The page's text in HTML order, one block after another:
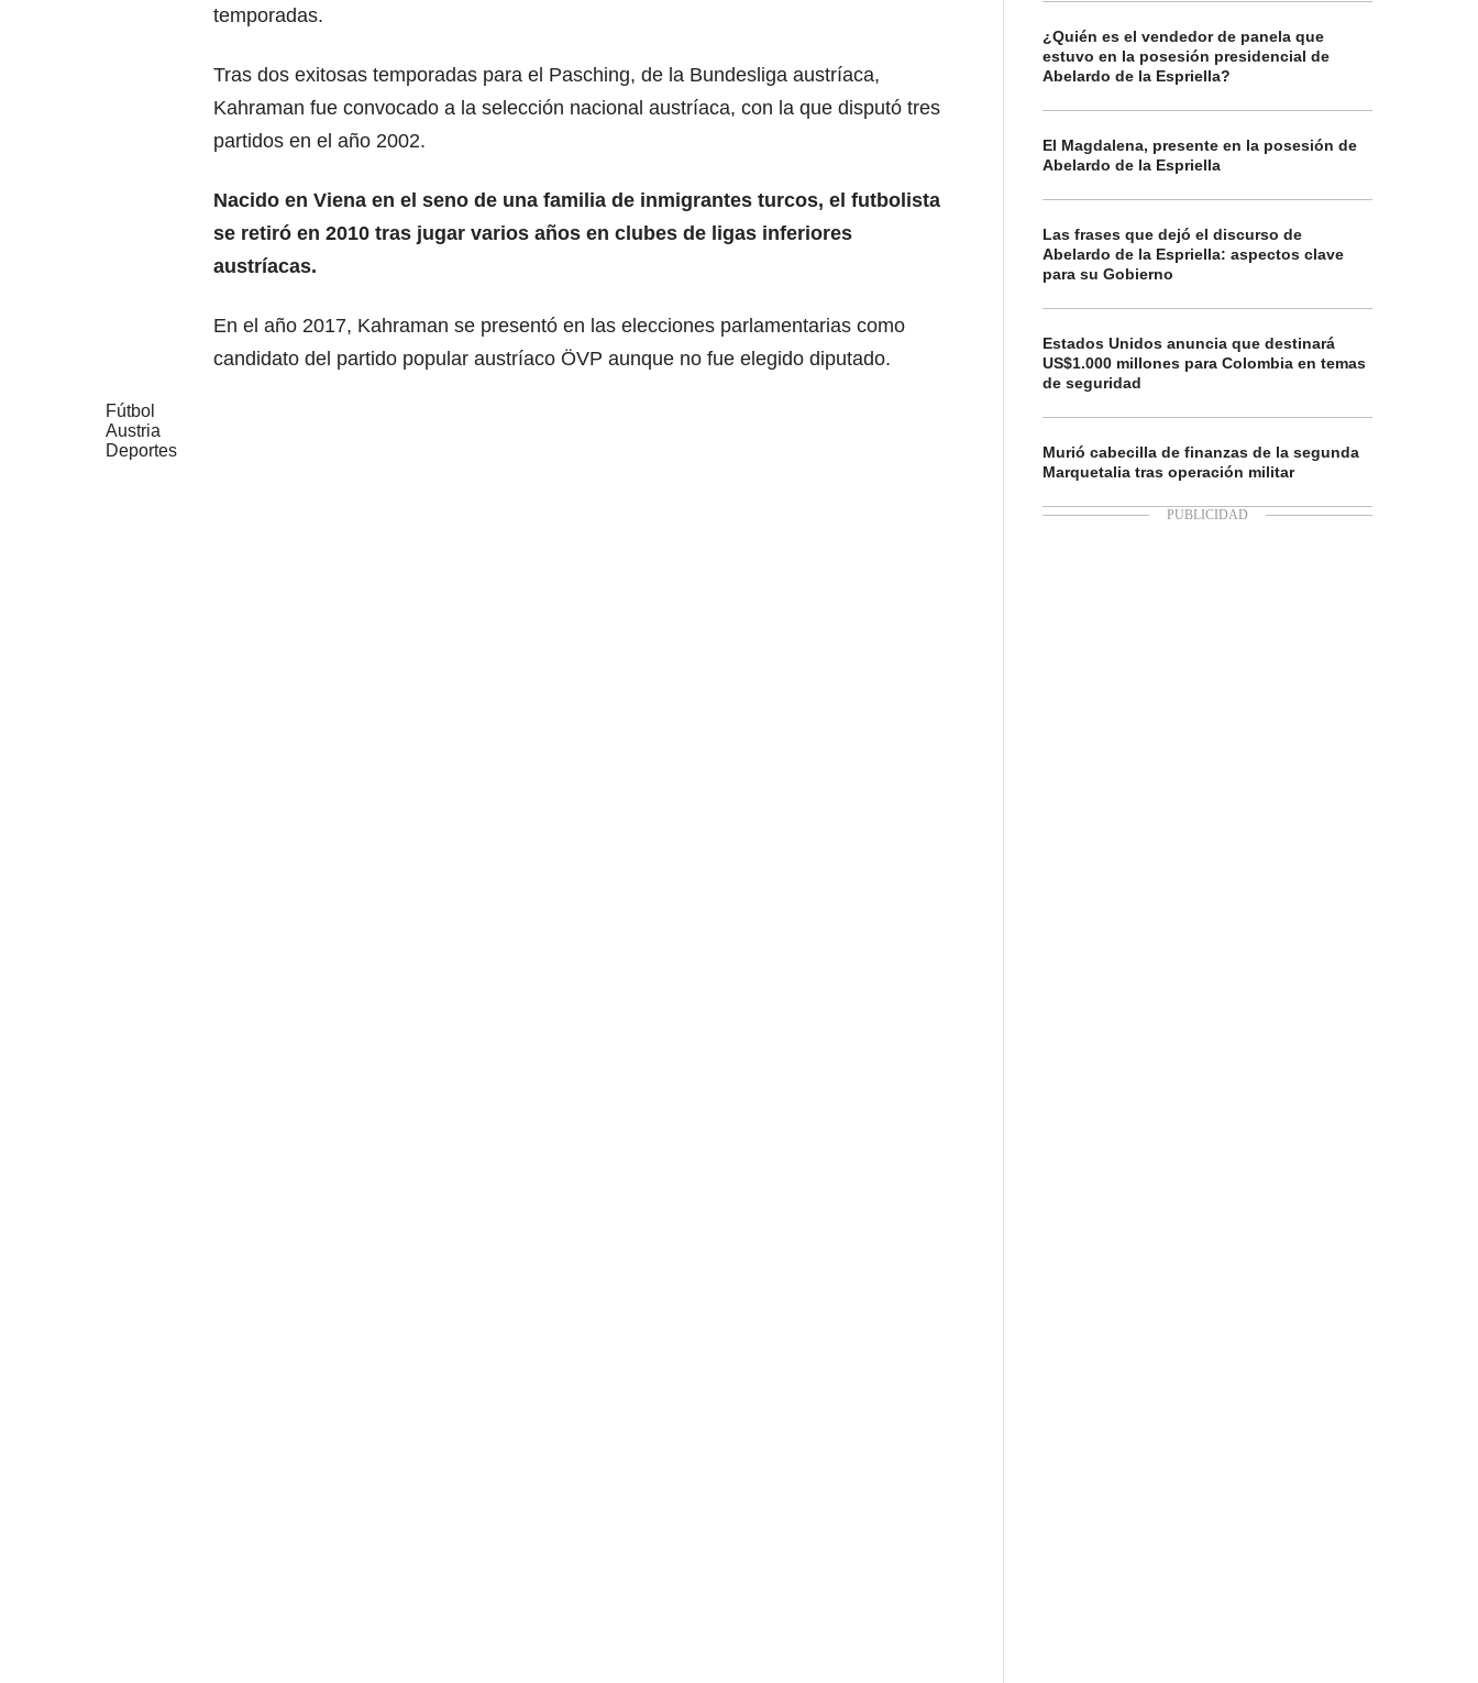
temporadas.
Tras dos exitosas temporadas para el Pasching, de la Bundesliga austríaca,
Kahraman fue convocado a la selección nacional austríaca, con la que disputó tres
partidos en el año 2002.
Nacido en Viena en el seno de una familia de inmigrantes turcos, el futbolista
se retiró en 2010 tras jugar varios años en clubes de ligas inferiores
austríacas.
En el año 2017, Kahraman se presentó en las elecciones parlamentarias como
candidato del partido popular austríaco ÖVP aunque no fue elegido diputado.
Fútbol
Austria
Deportes
¿Quién es el vendedor de panela que
estuvo en la posesión presidencial de
Abelardo de la Espriella?
El Magdalena, presente en la posesión de
Abelardo de la Espriella
Las frases que dejó el discurso de
Abelardo de la Espriella: aspectos clave
para su Gobierno
Estados Unidos anuncia que destinará
US$1.000 millones para Colombia en temas
de seguridad
Murió cabecilla de finanzas de la segunda
Marquetalia tras operación militar